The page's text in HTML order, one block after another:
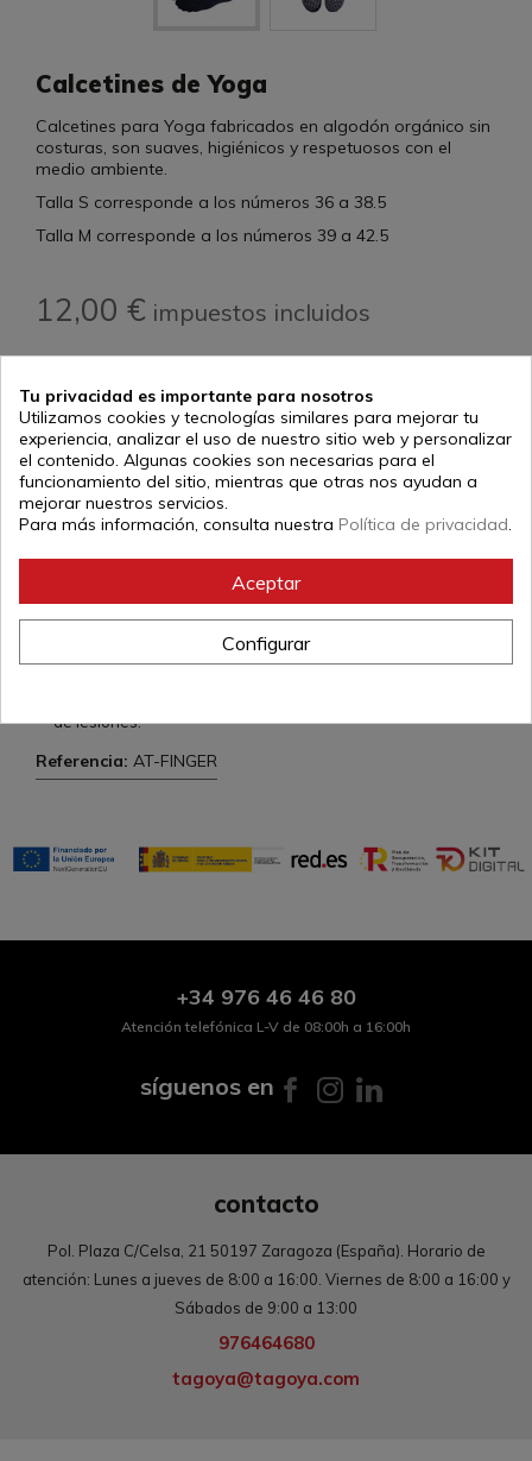
Calcetines de Yoga
Calcetines para Yoga fabricados en algodón orgánico sin
costuras, son suaves, higiénicos y respetuosos con el
medio ambiente.
Talla S corresponde a los números 36 a 38.5
Talla M corresponde a los números 39 a 42.5
12,00 € impuestos incluidos
descripción
Libertad de movimiento con el diseño anatómico que
permite que los dedos se muevan de manera independiente
alineándolos de manera natural. Reduce la humedad y la
fricción entre los dedos, fortalece la pequeña musculatura y
Diseño personalizado de la suela con múltiples inserciones
exhaustivo del calcetín sin alterar su adherencia. Calidad
contrastada y recomendada por profesoras de Pilates.
de lesiones.
Referencia: AT-FINGER
+34 976 46 46 80
Atención telefónica L-V de 08:00h a 16:00h
síguenos en
contacto
Pol. Plaza C/Celsa, 21 50197 Zaragoza (España). Horario de
atención: Lunes a jueves de 8:00 a 16:00. Viernes de 8:00 a 16:00 y
Sábados de 9:00 a 13:00
976464680
tagoya@tagoya.com
Tu privacidad es importante para nosotros
Utilizamos cookies y tecnologías similares para mejorar tu
experiencia, analizar el uso de nuestro sitio web y personalizar
el contenido. Algunas cookies son necesarias para el
funcionamiento del sitio, mientras que otras nos ayudan a
mejorar nuestros servicios.
Para más información, consulta nuestra Política de privacidad.
Aceptar
Configurar